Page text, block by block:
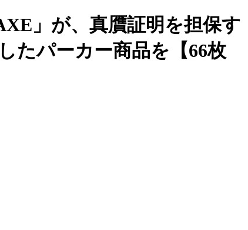
」が、真贋証明を担保す
たパーカー商品を【66枚